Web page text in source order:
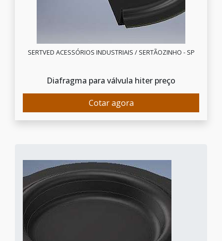
SERTVED ACESSÓRIOS INDUSTRIAIS / SERTÃOZINHO - SP
Diafragma para válvula hiter preço
Cotar agora